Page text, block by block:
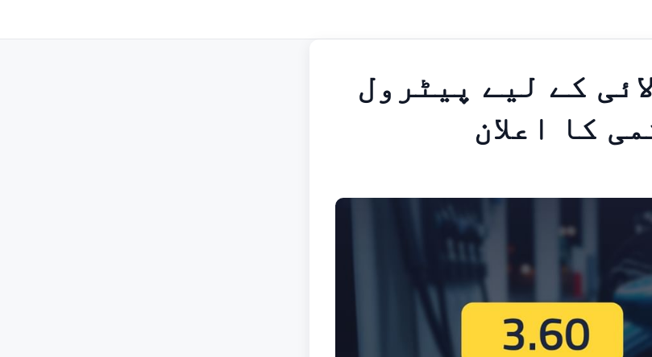
کے لیے پیٹرول
کا اعلان